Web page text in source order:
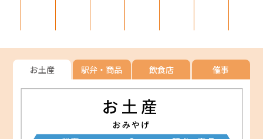
お土産 駅弁・商品 飲食店 催事